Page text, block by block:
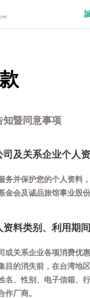
知暨同意事项
司及关系企业个人
务并保护您的个人资料
金会及诚品旅馆事业股
资料类别、利用期
或关系企业各项消费优
目的消失前，在台湾地
名、性别、电子信箱、
作厂商。